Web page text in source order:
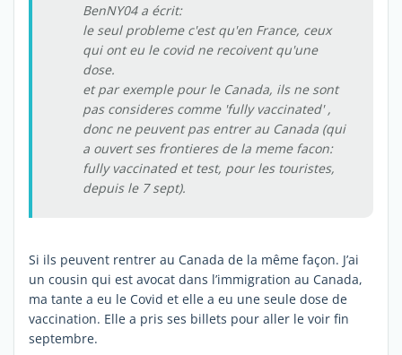
BenNY04 a écrit:
le seul probleme c'est qu'en France, ceux
qui ont eu le covid ne recoivent qu'une
dose.
et par exemple pour le Canada, ils ne sont
pas consideres comme 'fully vaccinated' ,
donc ne peuvent pas entrer au Canada (qui
a ouvert ses frontieres de la meme facon:
fully vaccinated et test, pour les touristes,
depuis le 7 sept).
Si ils peuvent rentrer au Canada de la même façon. J’ai
un cousin qui est avocat dans l’immigration au Canada,
ma tante a eu le Covid et elle a eu une seule dose de
vaccination. Elle a pris ses billets pour aller le voir fin
septembre.